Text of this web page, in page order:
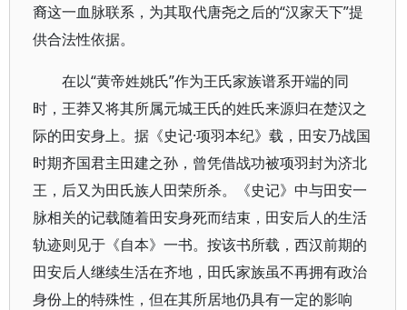
裔这一血脉联系，为其取代唐尧之后的“汉家天下”提
供合法性依据。
在以“黄帝姓姚氏”作为王氏家族谱系开端的同
时，王莽又将其所属元城王氏的姓氏来源归在楚汉之
际的田安身上。据《史记·项羽本纪》载，田安乃战国
时期齐国君主田建之孙，曾凭借战功被项羽封为济北
王，后又为田氏族人田荣所杀。《史记》中与田安一
脉相关的记载随着田安身死而结束，田安后人的生活
轨迹则见于《自本》一书。按该书所载，西汉前期的
田安后人继续生活在齐地，田氏家族虽不再拥有政治
身份上的特殊性，但在其所居地仍具有一定的影响